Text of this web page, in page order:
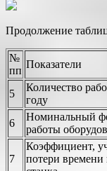
Продолжение
№
пп
Показатели
5
Количество
году
6
Номинальный
работы
7
Коэффициент,
потери времени